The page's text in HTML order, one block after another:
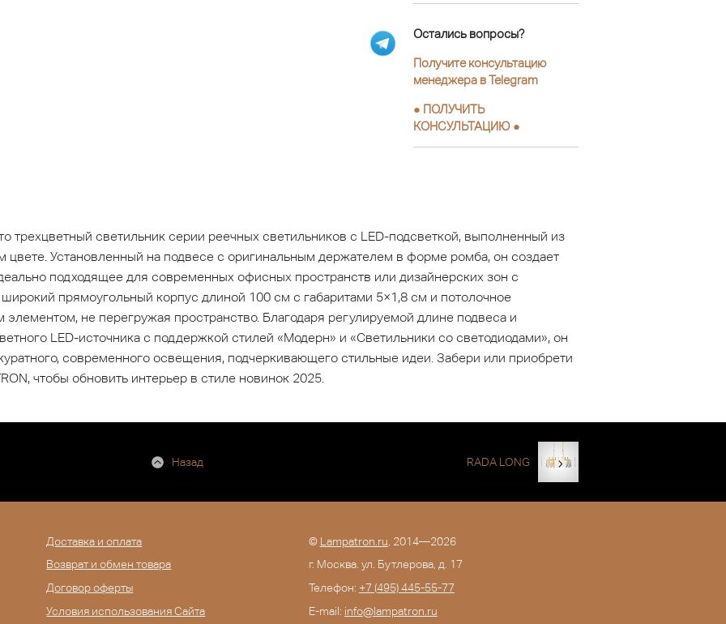
Остались вопросы?
Получите консультацию
менеджера в Telegram
● ПОЛУЧИТЬ
КОНСУЛЬТАЦИЮ ●
трехцветный светильник серии реечных светильников с LED-подсветкой, выполненный из
цвете. Установленный на подвесе с оригинальным держателем в форме ромба, он создает
подходящее для современных офисных пространств или дизайнерских зон с
прямоугольный корпус длиной 100 см с габаритами 5×1,8 см и потолочное
не перегружая пространство. Благодаря регулируемой длине подвеса и
LED-источника с поддержкой стилей «Модерн» и «Светильники со светодиодами», он
современного освещения, подчеркивающего стильные идеи. Забери или приобрети
чтобы обновить интерьер в стиле новинок 2025.
Назад RADA LONG
Доставка и оплата
Возврат и обмен товара
Договор оферты
Условия использования Сайта
© Lampatron.ru , 2014—2026
г. Москва. ул. Бутлерова, д. 17
Телефон: +7 (495) 445-55-77
E-mail: info@lampatron.ru